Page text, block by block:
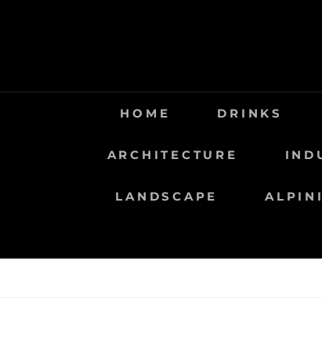
HOME DRINKS
ARCHITECTURE
LANDSCAPE